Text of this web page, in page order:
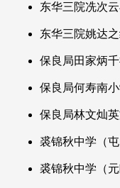
东华三院冼次
东华三院姚达
保良局田家炳
保良局何寿南
保良局林文灿
裘锦秋中学（屯
裘锦秋中学（元